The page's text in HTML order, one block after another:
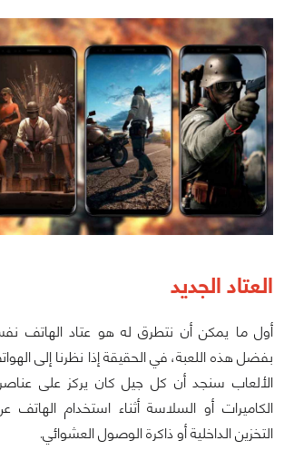
العتاد الجديد
أول ما يمكن أن نتطرق له هو عتاد الهاتف
بفضل هذه اللعبة، في الحقيقة إذا نظرنا إلى
الألعاب سنجد أن كل جيل كان يركز على
الكاميرات أو السلاسة أثناء استخدام
التخزين الداخلية أو ذاكرة الوصول العشوائي.